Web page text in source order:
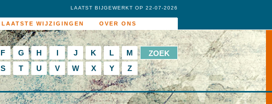
LAATSTE WIJZIGINGEN OVER ONS
LAATST BIJGEWERKT OP 22-07-2026
F G H I J K L
M
S T U V W X Y Z